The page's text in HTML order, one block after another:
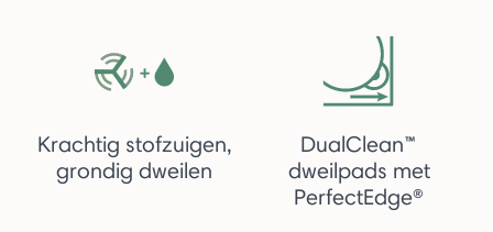
Krachtig stofzuigen,
grondig dweilen
DualClean™
dweilpads met
PerfectEdge®